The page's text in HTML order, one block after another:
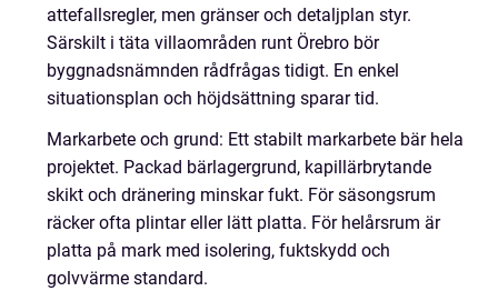
attefallsregler, men gränser och detaljplan styr.
Särskilt i täta villaområden runt Örebro bör
byggnadsnämnden rådfrågas tidigt. En enkel
situationsplan och höjdsättning sparar tid.
Markarbete och grund: Ett stabilt markarbete bär hela
projektet. Packad bärlagergrund, kapillärbrytande
skikt och dränering minskar fukt. För säsongsrum
räcker ofta plintar eller lätt platta. För helårsrum är
platta på mark med isolering, fuktskydd och
golvvärme standard.